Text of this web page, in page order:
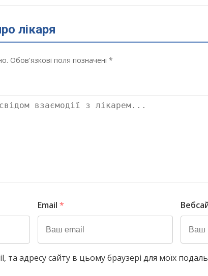
лікаря
Обов'язкові поля позначені *
Email *
та адресу сайту в цьому браузері для моїх